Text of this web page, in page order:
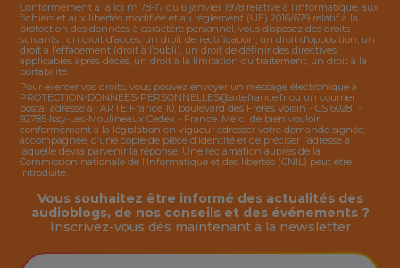
Conformément à la loi n° 78-17 du 6 janvier 1978 relative à l’informatique, aux
fichiers et aux libertés modifiée et au règlement (UE) 2016/679 relatif à la
protection des données à caractère personnel, vous disposez des droits
suivants : un droit d’accès, un droit de rectification, un droit d’opposition, un
droit à l’effacement (droit à l’oubli), un droit de définir des directives
applicables après décès, un droit à la limitation du traitement, un droit à la
portabilité.
Pour exercer vos droits, vous pouvez envoyer un message électronique à :
PROTECTION-DONNEES-PERSONNELLES@artefrance.fr ou un courrier
postal adressé à : ARTE France 10, boulevard des Frères Voisin - CS 60281 -
92785 Issy-Les-Moulineaux Cedex - France. Merci de bien vouloir
conformément à la législation en vigueur adresser votre demande signée,
accompagnée, d’une copie de pièce d’identité et de préciser l’adresse à
laquelle devra parvenir la réponse. Une réclamation auprès de la
Commission nationale de l’Informatique et des libertés (CNIL) peut être
introduite.
Vous souhaitez être informé des actualités des
audioblogs, de nos conseils et des événements ?
Inscrivez-vous dès maintenant à la newsletter